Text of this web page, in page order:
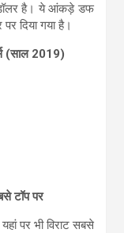
डॉलर है। ये आंकड़े डफ
दिया गया है।
(साल 2019)
टॉप पर
पर भी विराट सबसे